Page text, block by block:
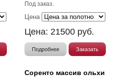
Под заказ.
Цена
Цена: 21500 руб.
Подробнее Заказать
Соренто массив ольхи